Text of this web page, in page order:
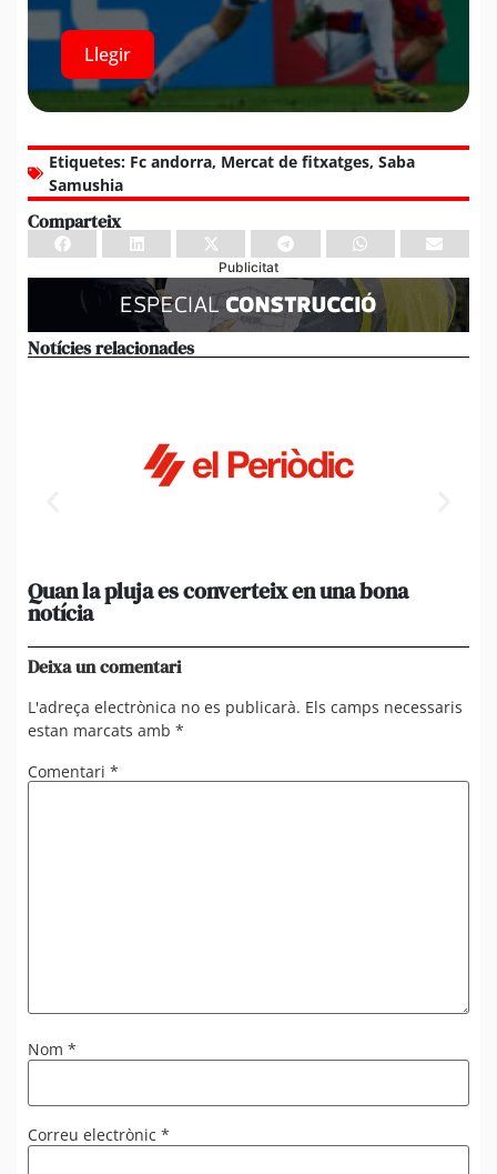
Llegir
Etiquetes: Fc andorra, Mercat de fitxatges, Saba
Samushia
Comparteix
Publicitat
Notícies relacionades
Quan la pluja es converteix en una bona
notícia
Deixa un comentari
L'adreça electrònica no es publicarà. Els camps necessaris
estan marcats amb *
Comentari *
Nom *
Correu electrònic *